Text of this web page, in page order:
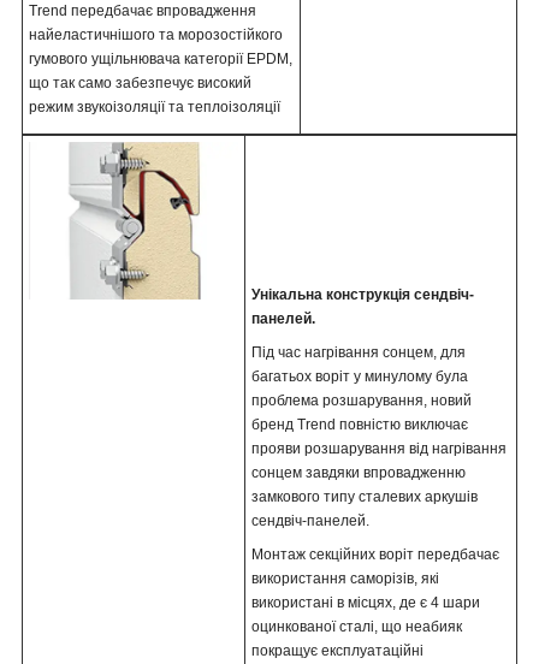
Trend передбачає впровадження
найеластичнішого та морозостійкого
гумового ущільнювача категорії EPDM,
що так само забезпечує високий
режим звукоізоляції та теплоізоляції
Унікальна конструкція сендвіч-
панелей.
Під час нагрівання сонцем, для
багатьох воріт у минулому була
проблема розшарування, новий
бренд Trend повністю виключає
прояви розшарування від нагрівання
сонцем завдяки впровадженню
замкового типу сталевих аркушів
сендвіч-панелей.
Монтаж секційних воріт передбачає
використання саморізів, які
використані в місцях, де є 4 шари
оцинкованої сталі, що неабияк
покращує експлуатаційні